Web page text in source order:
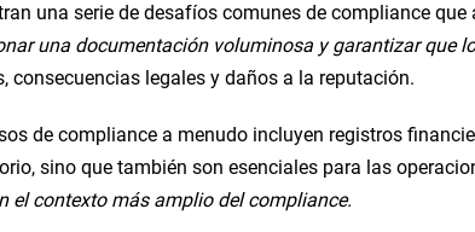
una serie de desafíos comunes de compliance
una documentación voluminosa y garantizar que
legales y daños a la reputación.
de compliance a menudo incluyen registros
sino que también son esenciales para las
el contexto más amplio del compliance.